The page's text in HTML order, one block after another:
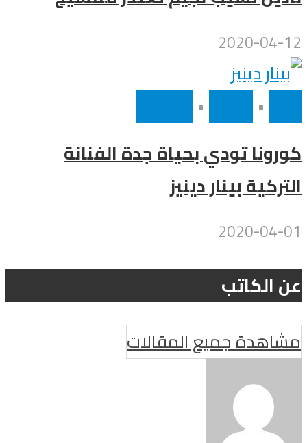
2020-04-12
•
•
كورونا تودي بحياة جدة الفنانة
التركية بينار دينيز
2020-04-01
عن الكاتب
مشاهدة جميع المقالات